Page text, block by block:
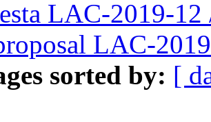
LAC-2019-
LAC-
sorted by: [